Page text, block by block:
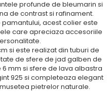
profunde de bleumarin si
de contrast si rafinament.
acest colier este
care apreciaza accesoriile
si este realizat din tuburi de
de sfere de jad galben de
mm si sfere de lava albastra
925 si completeaza elegant
pietrelor naturale.